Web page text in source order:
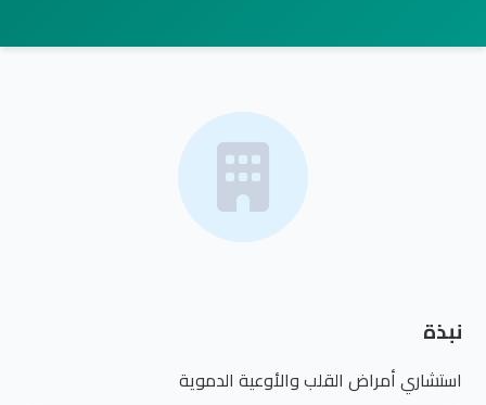
نبذة
استشاري أمراض القلب والأوعية الدموية